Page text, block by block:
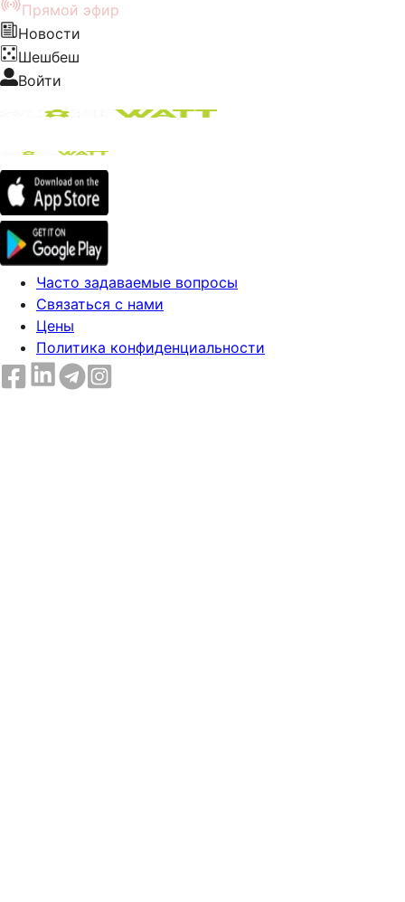
Прямой эфир
Новости
Шешбеш
Войти
Часто задаваемые вопросы
Связаться с нами
Цены
Политика конфиденциальности